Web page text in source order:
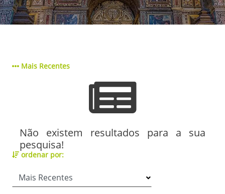
Mais Recentes
Não existem resultados para a sua
pesquisa!
ordenar por: